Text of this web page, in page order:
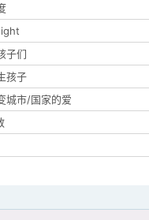
子们
孩子
城市/国家的爱